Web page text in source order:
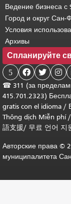
Ведение бизнеса с
Город и округ Сан-
Условия
Архивы
Спланируйте
5   
☎ 311 (за
415.701.2323)
gratis con el idioma /
Thông dịch Miễn phí/
語支援/ 무료 언어 지
Авторские права ©
муниципалитета